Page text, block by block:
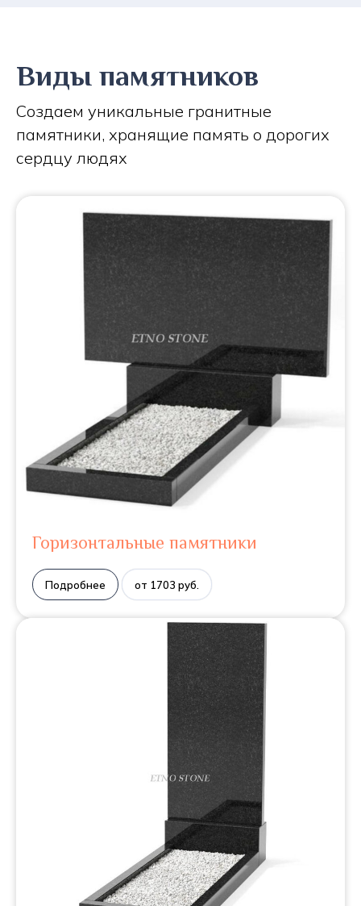
Виды памятников
Создаем уникальные гранитные
памятники, хранящие память о дорогих
сердцу людях
Горизонтальные памятники
Подробнее от 1703 руб.